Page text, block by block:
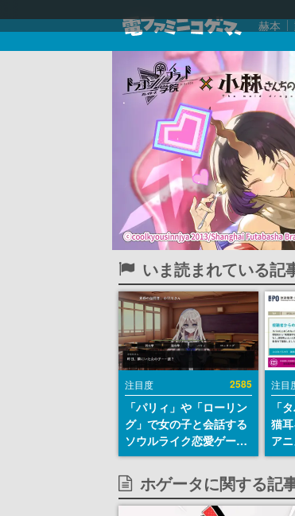
赫本
いま読まれている記
注目度 2585
「パリィ」や「ローリン
グ」で女の子と会話する
ソウルライク恋愛ゲーム
『小早川さんはソウルラ
イク』無料公開。返事に
失敗すると「YOU
DIED」
注目
「
猫
ア
か
の使
めて
す
ホゲータに関する記